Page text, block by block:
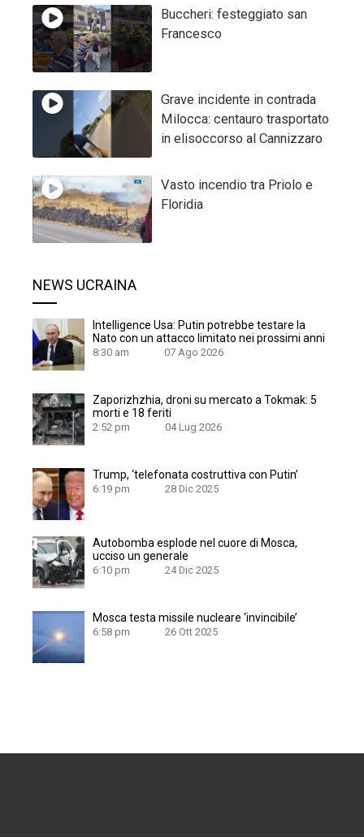
Buccheri: festeggiato san
Francesco
Grave incidente in contrada
Milocca: centauro trasportato
in elisoccorso al Cannizzaro
Vasto incendio tra Priolo e
Floridia
NEWS UCRAINA
Intelligence Usa: Putin potrebbe testare la
Nato con un attacco limitato nei prossimi anni
8:30 am 07 Ago 2026
Zaporizhzhia, droni su mercato a Tokmak: 5
morti e 18 feriti
2:52 pm 04 Lug 2026
Trump, ‘telefonata costruttiva con Putin’
6:19 pm 28 Dic 2025
Autobomba esplode nel cuore di Mosca,
ucciso un generale
6:10 pm 24 Dic 2025
Mosca testa missile nucleare ‘invincibile’
6:58 pm 26 Ott 2025